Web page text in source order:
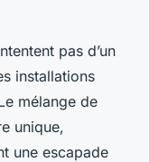
pas d’un
installations
mélange de
unique,
une escapade